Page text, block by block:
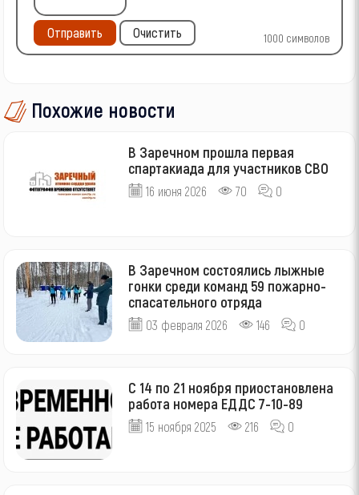
1000 символов
Отправить Очистить
Похожие новости
В Заречном прошла первая
спартакиада для участников СВО
16 июня 2026 70 0
В Заречном состоялись лыжные
гонки среди команд 59 пожарно-
спасательного отряда
03 февраля 2026 146 0
С 14 по 21 ноября приостановлена
работа номера ЕДДС 7-10-89
15 ноября 2025 216 0